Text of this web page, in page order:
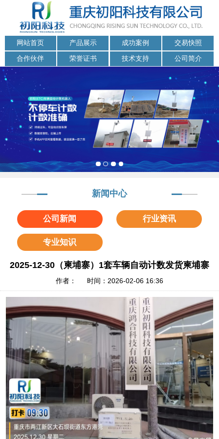
网站首页 产品展示 成功案例 交易快照
合作伙伴 荣誉证书 技术支持 公司简介
新闻中心
公司新闻 行业资讯
专业知识
2025-12-30（柬埔寨）1套车辆自动计数发货柬埔寨
作者： 时间：2026-02-06 16:36